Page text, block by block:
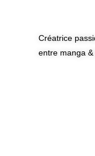
Créatrice
entre manga &